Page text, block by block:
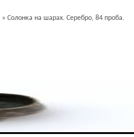
» Солонка на шарах. Серебро, 84 проба.